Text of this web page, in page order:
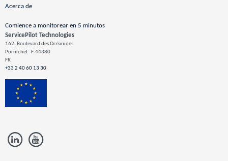
ServicePilot Technologies
162, Boulevard des Océanides
Pornichet
F-44380
FR
+33 2 40 60 13 30
Acerca de
Comience a monitorear en 5 minutos